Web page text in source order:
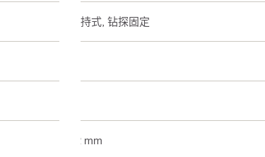
手持式, 钻探固定
62 mm